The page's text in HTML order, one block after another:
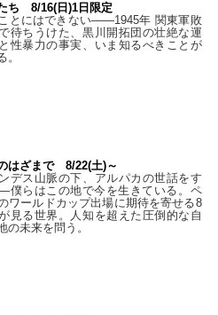
ち 8/16(日)1日限定
とにはできない——1945年 関東軍敗
待ちうけた、黒川開拓団の壮絶な運
性暴力の事実、いま知るべきことが
。
はざまで 8/22(土)～
デス山脈の下、アルパカの世話をす
らはこの地で今を生きている。ペ
ワールドカップ出場に期待を寄せる8
見る世界。人知を超えた圧倒的な自
の未来を問う。